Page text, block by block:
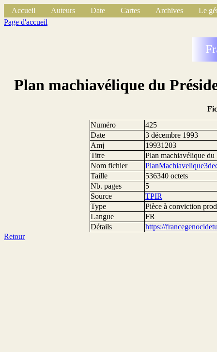
Accueil Auteurs Date Cartes Archives
Le
Page d'accueil
Plan machiavélique du
Numéro
425
Date
3 décembre 1993
Amj
19931203
Titre
Plan machiavélique
Nom fichier
Taille
536340 octets
Nb. pages
5
Source
TPIR
Type
Pièce à conviction
Langue
FR
Détails
https://
Retour